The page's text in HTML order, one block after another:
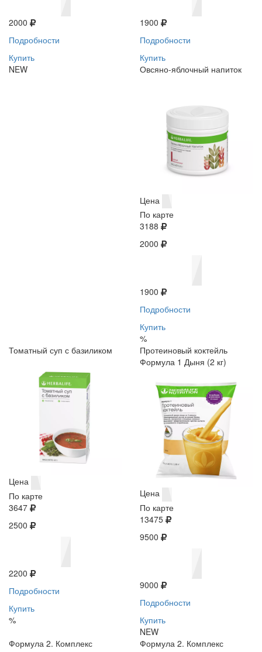
2000
Подробности
Купить
NEW
1900
Подробности
Купить
Овсяно-яблочный напиток
Цена
По карте
3188
2000
1900
Подробности
Купить
%
Томатный суп с базиликом
Цена
По карте
3647
2500
2200
Подробности
Купить
%
Протеиновый коктейль
Формула 1 Дыня (2 кг)
Цена
По карте
13475
9500
9000
Подробности
Купить
NEW
Формула 2. Комплекс
Формула 2. Комплекс